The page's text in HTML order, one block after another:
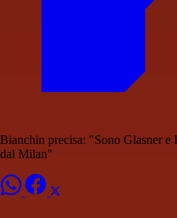
Bianchin precisa: "Sono Glasner e
dal Milan"